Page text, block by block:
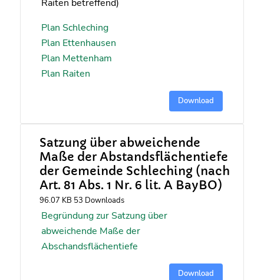
Raiten betreffend)
Plan Schleching
Plan Ettenhausen
Plan Mettenham
Plan Raiten
Download
Satzung über abweichende
Maße der Abstandsflächentiefe
der Gemeinde Schleching (nach
Art. 81 Abs. 1 Nr. 6 lit. A BayBO)
96.07 KB 53 Downloads
Begründung zur Satzung über
abweichende Maße der
Abschandsflächentiefe
Download